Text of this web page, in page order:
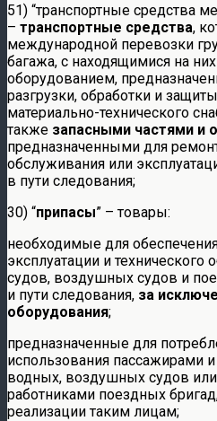
51) “транспортные средства
– транспортные средства,
международной перевозки
багажа, с находящимися на
оборудованием,
разгрузки, обработки и
материально-технического
также запасными частями и
предназначенными для
обслуживания или
в пути следования;
30) “припасы” – товары:
необходимые для
эксплуатации и
судов, воздушных судов и
и пути следования, за
оборудования;
предназначенные для
использования пассажирами
водных, воздушных судов
работниками поездных
реализации таким лицам;